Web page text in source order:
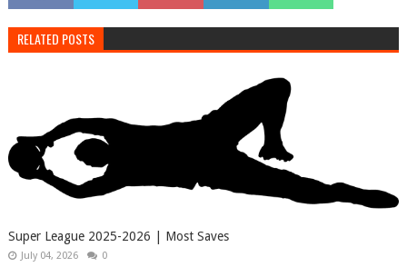
RELATED POSTS
Super League 2025-2026 | Most Saves
July 04, 2026 0